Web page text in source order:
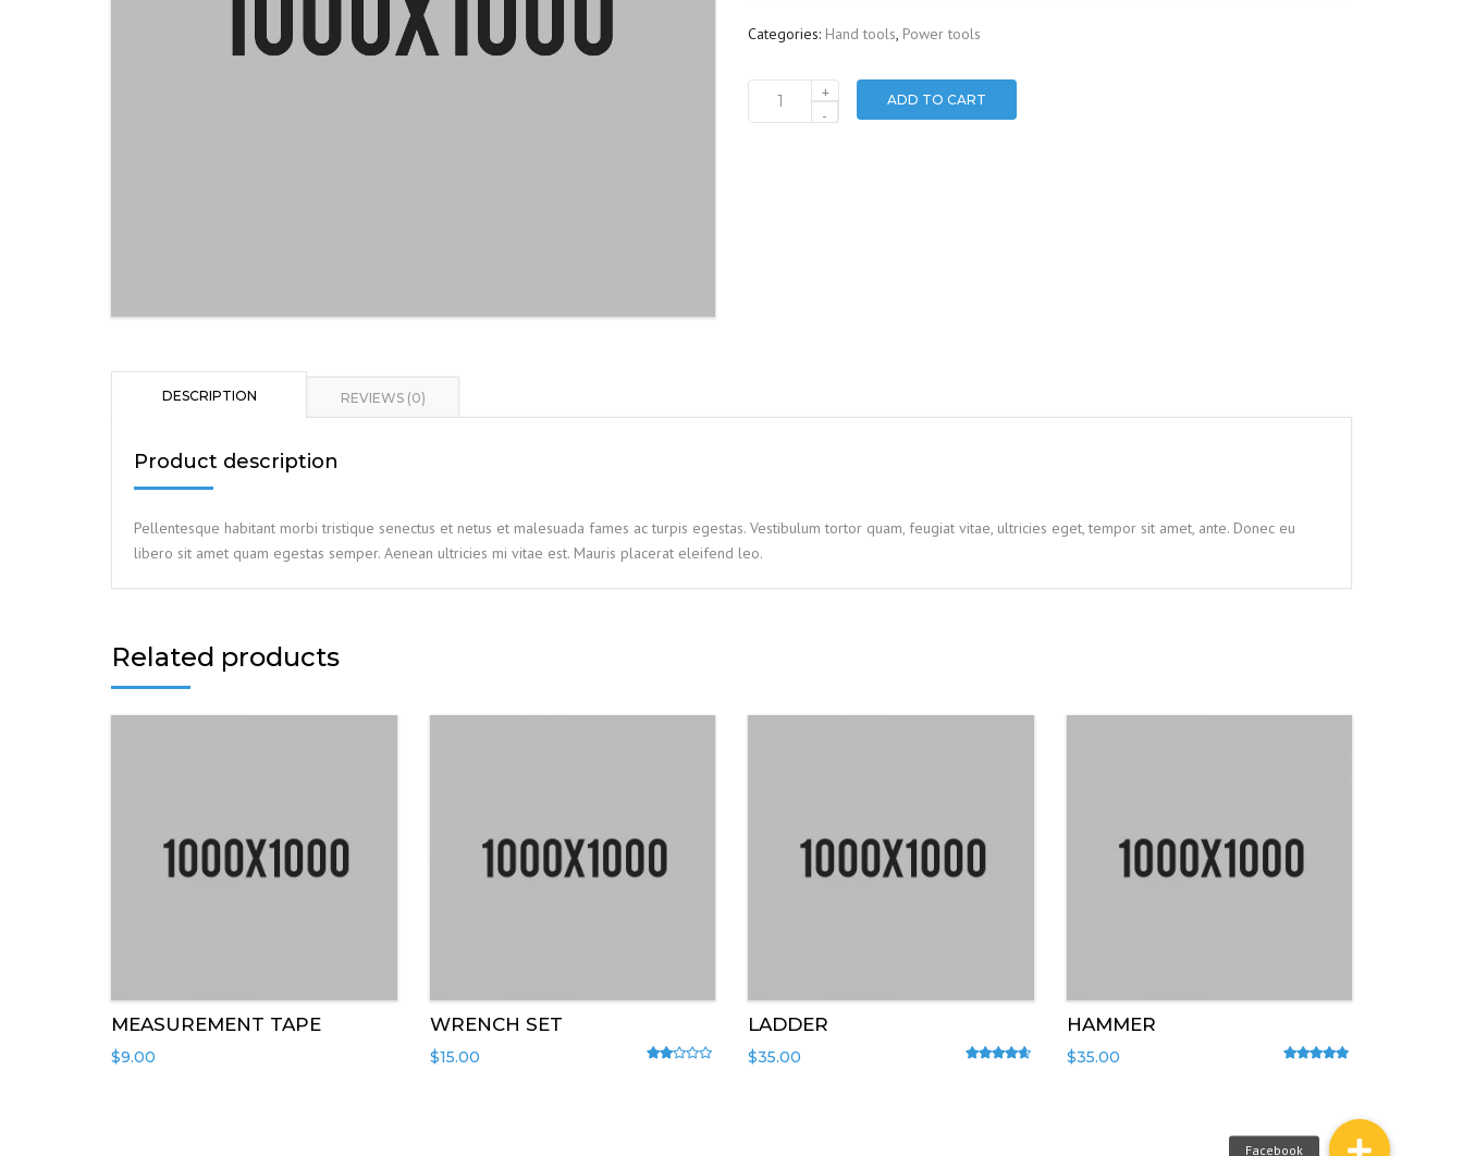
Categories: Hand tools Power tools
Chain
+
-
ADD TO CART
DESCRIPTION REVIEWS (0)
Product description
Pellentesque habitant morbi tristique senectus et netus et malesuada fames ac turpis egestas. Vestibulum tortor quam, feugiat vitae, ultricies eget, tempor sit amet, ante. Donec eu
libero sit amet quam egestas semper. Aenean ultricies mi vitae est. Mauris placerat eleifend leo.
Related products
MEASUREMENT TAPE
$9.00
WRENCH SET
$15.00
LADDER
$35.00
HAMMER
$35.00